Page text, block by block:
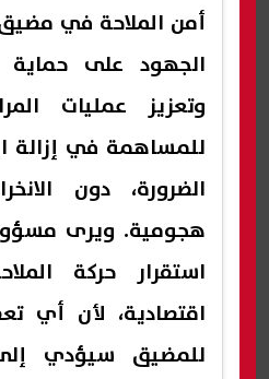
أمن الملاحة في
الجهود على حماية
وتعزيز عمليات
للمساهمة في إزالة
الضرورة، دون
هجومية. ويرى
استقرار حركة
اقتصادية، لأن أي
للمضيق سيؤدي إلى